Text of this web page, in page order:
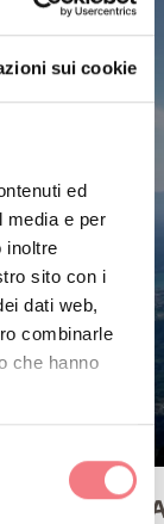
sui cookie
ed
media e per
inoltre
sito con i
dati web,
combinarle
che hanno